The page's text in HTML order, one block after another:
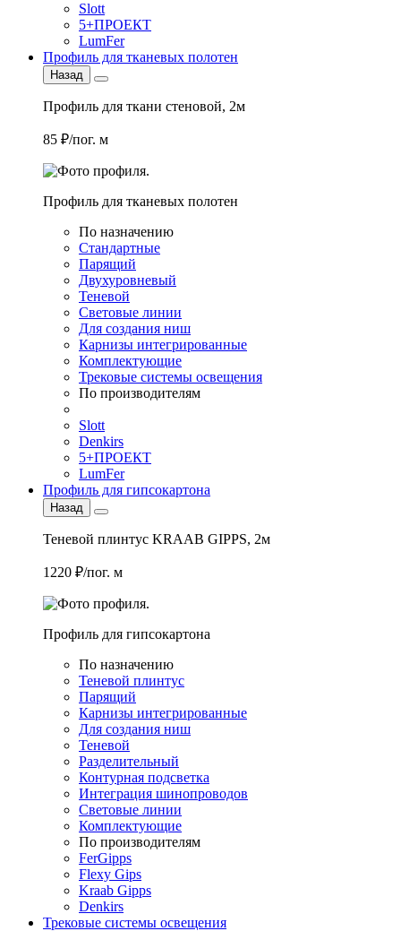
Slott
5+ПРОЕКТ
LumFer
Профиль для тканевых полотен
Назад
Профиль для ткани стеновой, 2м
85 ₽/пог. м
Профиль для тканевых полотен
По назначению
Стандартные
Парящий
Двухуровневый
Теневой
Световые линии
Для создания ниш
Карнизы интегрированные
Комплектующие
Трековые системы освещения
По производителям
Slott
Denkirs
5+ПРОЕКТ
LumFer
Профиль для гипсокартона
Назад
Теневой плинтус KRAAB GIPPS, 2м
1220 ₽/пог. м
Профиль для гипсокартона
По назначению
Теневой плинтус
Парящий
Карнизы интегрированные
Для создания ниш
Теневой
Разделительный
Контурная подсветка
Интеграция шинопроводов
Световые линии
Комплектующие
По производителям
FerGipps
Flexy Gips
Kraab Gipps
Denkirs
Трековые системы освещения